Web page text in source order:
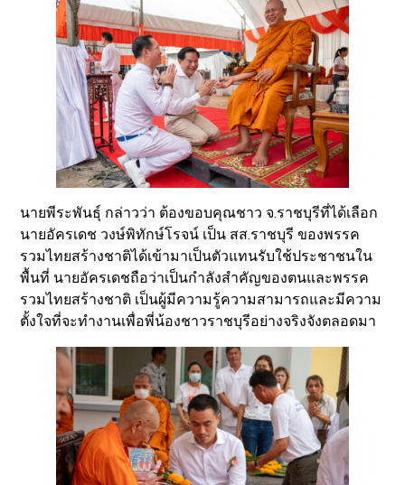
นายพีระพันธุ์ กล่าวว่า ต้องขอบคุณชาว จ.ราชบุรีที่ได้เลือก
นายอัครเดช วงษ์พิทักษ์โรจน์ เป็น สส.ราชบุรี ของพรรค
รวมไทยสร้างชาติได้เข้ามาเป็นตัวแทนรับใช้ประชาชนใน
พื้นที่ นายอัครเดชถือว่าเป็นกำลังสำคัญของตนและพรรค
รวมไทยสร้างชาติ เป็นผู้มีความรู้ความสามารถและมีความ
ตั้งใจที่จะทำงานเพื่อพี่น้องชาวราชบุรีอย่างจริงจังตลอดมา